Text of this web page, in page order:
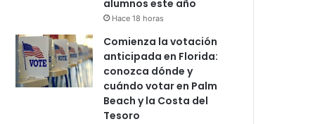
alumnos este año
Hace 18 horas
Comienza la votación
anticipada en Florida:
conozca dónde y
cuándo votar en Palm
Beach y la Costa del
Tesoro